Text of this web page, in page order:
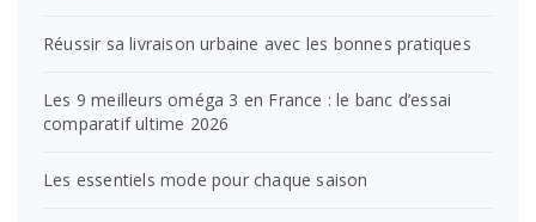
Réussir sa livraison urbaine avec les bonnes pratiques
Les 9 meilleurs oméga 3 en France : le banc d’essai
comparatif ultime 2026
Les essentiels mode pour chaque saison